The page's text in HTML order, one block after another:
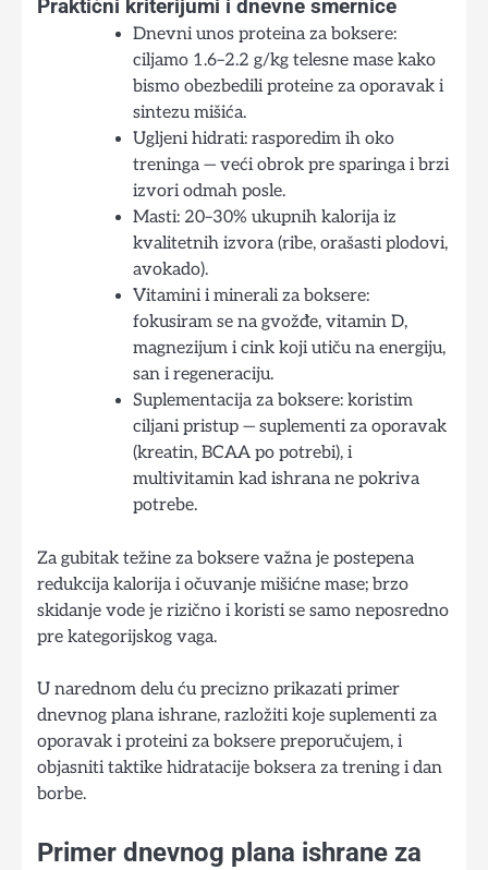
Praktični kriterijumi i dnevne smernice
Dnevni unos proteina za boksere:
ciljamo 1.6–2.2 g/kg telesne mase kako
bismo obezbedili proteine za oporavak i
sintezu mišića.
Ugljeni hidrati: rasporedim ih oko
treninga — veći obrok pre sparinga i brzi
izvori odmah posle.
Masti: 20–30% ukupnih kalorija iz
kvalitetnih izvora (ribe, orašasti plodovi,
avokado).
Vitamini i minerali za boksere:
fokusiram se na gvožđe, vitamin D,
magnezijum i cink koji utiču na energiju,
san i regeneraciju.
Suplementacija za boksere: koristim
ciljani pristup — suplementi za oporavak
(kreatin, BCAA po potrebi), i
multivitamin kad ishrana ne pokriva
potrebe.
Za gubitak težine za boksere važna je postepena
redukcija kalorija i očuvanje mišićne mase; brzo
skidanje vode je rizično i koristi se samo neposredno
pre kategorijskog vaga.
U narednom delu ću precizno prikazati primer
dnevnog plana ishrane, razložiti koje suplementi za
oporavak i proteini za boksere preporučujem, i
objasniti taktike hidratacije boksera za trening i dan
borbe.
Primer dnevnog plana ishrane za